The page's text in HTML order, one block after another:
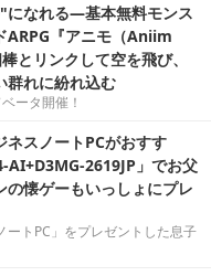
になれる―基本無料モンス
ARPG『アニモ（Aniim
とリンクして空を飛び、
群れに紛れ込む
ータ開催！
スノートPCがおすす
2619JP」でお父
の懐ゲーもいっしょにプレ
トPC」をプレゼントした息子